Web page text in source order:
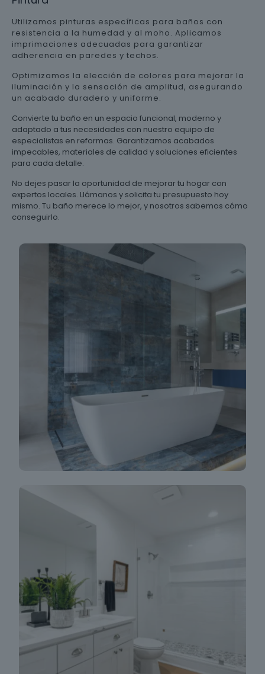
Utilizamos pinturas específicas para baños con
resistencia a la humedad y al moho. Aplicamos
imprimaciones adecuadas para garantizar
adherencia en paredes y techos.
Optimizamos la elección de colores para mejorar la
iluminación y la sensación de amplitud, asegurando
un acabado duradero y uniforme.
Convierte tu baño en un espacio funcional, moderno y
adaptado a tus necesidades con nuestro equipo de
especialistas en reformas. Garantizamos acabados
impecables, materiales de calidad y soluciones eficientes
para cada detalle.
No dejes pasar la oportunidad de mejorar tu hogar con
expertos locales. Llámanos y solicita tu presupuesto hoy
mismo. Tu baño merece lo mejor, y nosotros sabemos cómo
conseguirlo.